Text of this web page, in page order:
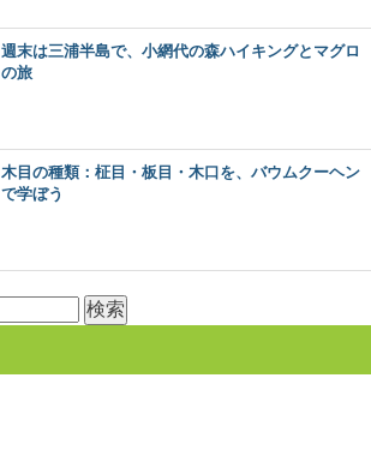
木材に表裏があるって知ってた？～木表と木
裏のはなし～
マニアもビギナーも楽しめる！？「林業機械
日本三大美林の一つ、青森県にある「青森ヒバ」をご存
週末は三浦半島で、小網代の森ハイキングとマグロ
の旅
木目の種類：柾目・板目・木口を、バウムクーヘン
で学ぼう